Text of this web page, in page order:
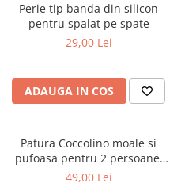
Perie tip banda din silicon
pentru spalat pe spate
29,00 Lei
ADAUGA IN COS
Patura Coccolino moale si
pufoasa pentru 2 persoane,
200X230 cm, Grena
49,00 Lei